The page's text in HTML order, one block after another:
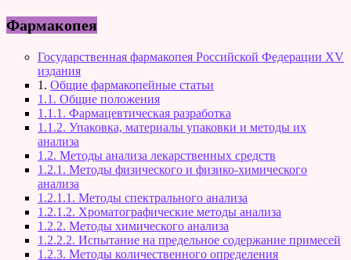
Фармакопея
Государственная фармакопея Российской Федерации XV
издания
1. Общие фармакопейные статьи
1.1. Общие положения
1.1.1. Фармацевтическая разработка
1.1.2. Упаковка, материалы упаковки и методы их
анализа
1.2. Методы анализа лекарственных средств
1.2.1. Методы физического и физико-химического
анализа
1.2.1.1. Методы спектрального анализа
1.2.1.2. Хроматографические методы анализа
1.2.2. Методы химического анализа
1.2.2.2. Испытание на предельное содержание примесей
1.2.3. Методы количественного определения